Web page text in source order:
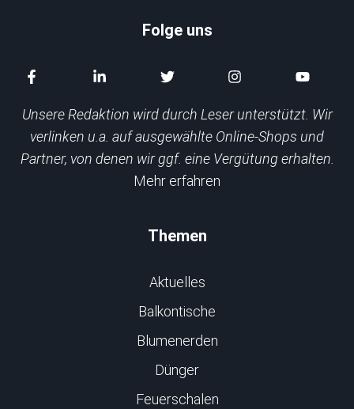
Folge uns
Unsere Redaktion wird durch Leser unterstützt. Wir
verlinken u.a. auf ausgewählte Online-Shops und
Partner, von denen wir ggf. eine Vergütung erhalten.
Mehr erfahren
Themen
Aktuelles
Balkontische
Blumenerden
Dünger
Feuerschalen